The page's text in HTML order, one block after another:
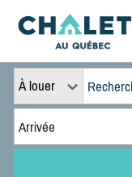
À louer